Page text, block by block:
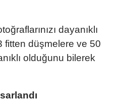
dayanıklı
fitten düşmelere ve 50
olduğunu bilerek